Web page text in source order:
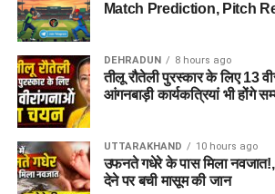
Match Prediction, Pitch
DEHRADUN 8 hours ago
तीलू रौतेली पुरस्कार के लिए 13
आंगनबाड़ी कार्यकत्रियां भी होंगे
UTTARAKHAND 10 hours ago
उफनते गधेरे के पास मिला
देने पर बची मासूम की जान